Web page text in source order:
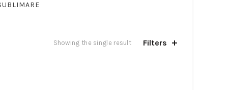
Showing the single result Filters